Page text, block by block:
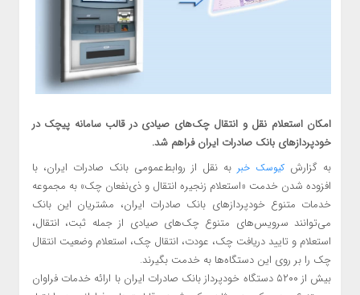
امکان استعلام نقل و انتقال چک‌های صیادی در قالب سامانه پیچک در
خودپردازهای بانک صادرات ایران فراهم شد.
به گزارش کیوسک خبر به نقل از روابط‌عمومی بانک صادرات ایران، با
افزوده شدن خدمت «استعلام زنجیره انتقال و ذی‌نفعان چک» به مجموعه
خدمات متنوع خودپردازهای بانک صادرات ایران، مشتریان این بانک
می‌توانند سرویس‌های متنوع چک‌های صیادی از جمله ثبت، انتقال،
استعلام و تایید دریافت چک، عودت، انتقال چک، استعلام وضعیت انتقال
چک را بر روی این دستگاه‌ها به خدمت بگیرند.
بیش از ۵۲۰۰ دستگاه خودپرداز بانک صادرات ایران با ارائه خدمات فراوان